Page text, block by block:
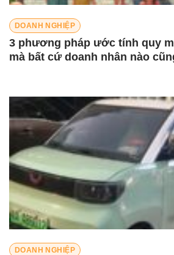
DOANH NGHIỆP
3 phương pháp ước tính quy
mà bất cứ doanh nhân nào
DOANH NGHIỆP